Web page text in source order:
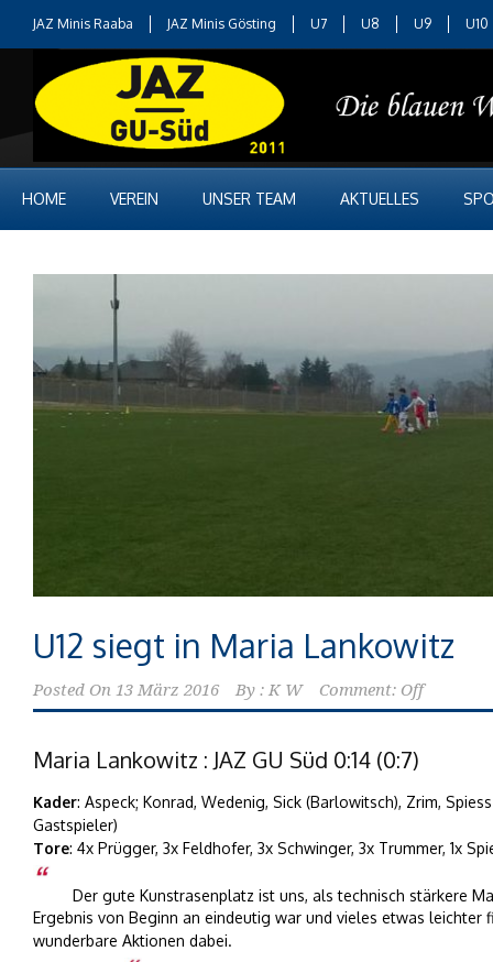
JAZ Minis Raaba JAZ Minis Gösting U7 U8 U9 U10
HOME VEREIN UNSER TEAM AKTUELLES
U12 siegt in Maria Lankowitz
Posted On 13 März 2016 By : K W Comment: Off
Maria Lankowitz : JAZ GU Süd 0:14 (0:7)
Kader: Aspeck; Konrad, Wedenig, Sick (Barlowitsch), Zrim,
Gastspieler)
Tore: 4x Prügger, 3x Feldhofer, 3x Schwinger, 3x Trummer, 1x
Der gute Kunstrasenplatz ist uns, als technisch stärkere
Ergebnis von Beginn an eindeutig war und vieles etwas
wunderbare Aktionen dabei.